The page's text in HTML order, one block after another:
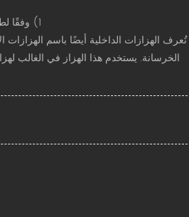
1) وفقًا لطريقة نقل الاهتزاز ، هناك ثلاثة أنواع من الهزازات الداخلية ، الهزازات الخارجية وهزازات السطح.
الخرسانة. يستخدم هذا الهزاز في الغالب